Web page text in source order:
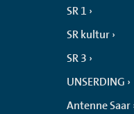
SR 1
SR kultur
SR 3
UNSERDING
Antenne Saar